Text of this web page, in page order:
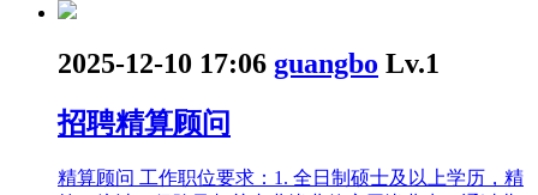
2025-12-10 17:06 guangbo Lv.1
招聘精算顾问
精算顾问 工作职位要求：1. 全日制硕士及以上学历，精